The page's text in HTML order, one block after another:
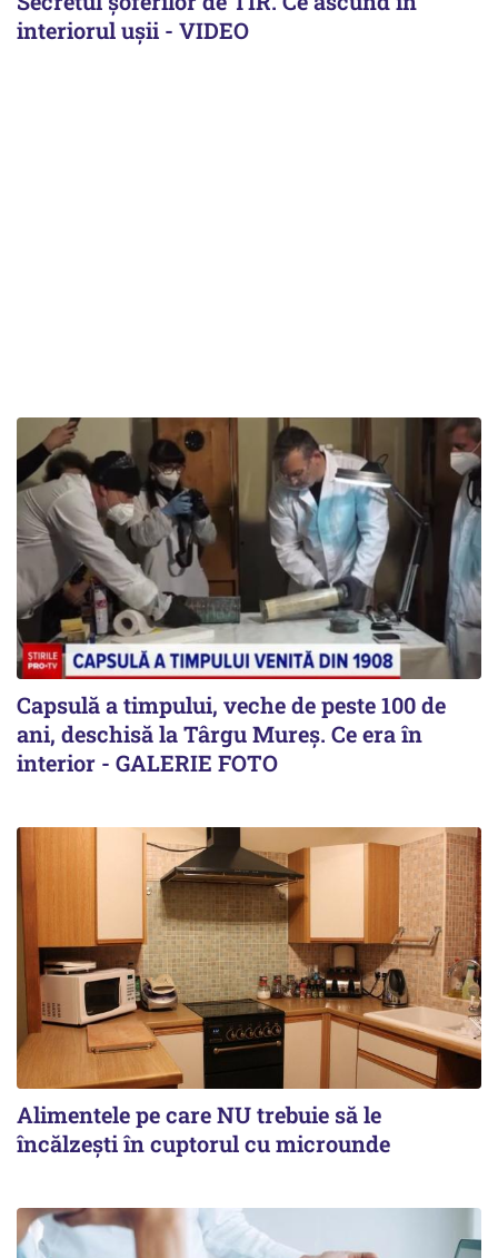
interiorul ușii - VIDEO
Capsulă a timpului, veche de peste 100 de
ani, deschisă la Târgu Mureș. Ce era în
interior - GALERIE FOTO
Alimentele pe care NU trebuie să le
încălzeşti în cuptorul cu microunde